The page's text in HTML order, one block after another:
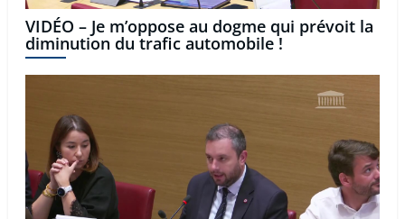
VIDÉO – Je m’oppose au dogme qui prévoit la
diminution du trafic automobile !